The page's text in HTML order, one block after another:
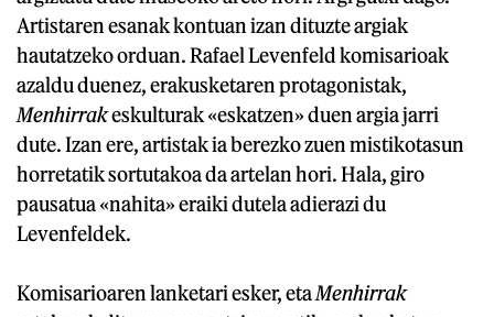
Artistaren esanak kontuan izan dituzte argiak
hautatzeko orduan. Rafael Levenfeld komisarioak
azaldu duenez, erakusketaren protagonistak,
Menhirrakeskulturak «eskatzen» duen argia jarri
dute. Izan ere, artistak ia berezko zuen mistikotasun
horretatik sortutakoa da artelan hori. Hala, giro
pausatua «nahita» eraiki dutela adierazi du
Levenfeldek.
Komisarioaren lanketari esker, etaMenhirrak